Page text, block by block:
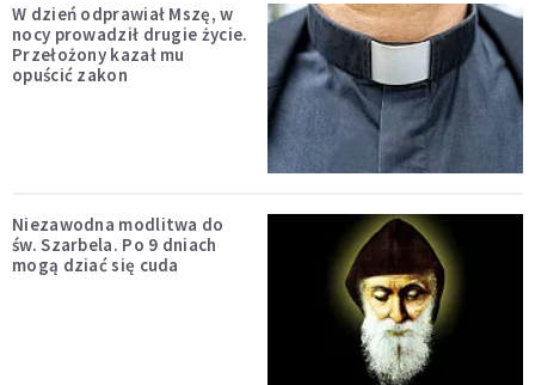
W dzień odprawiał Mszę, w
nocy prowadził drugie życie.
Przełożony kazał mu
opuścić zakon
Niezawodna modlitwa do
św. Szarbela. Po 9 dniach
mogą dziać się cuda